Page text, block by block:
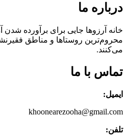
درباره ما
خانه آرزوها جایی برای برآورده
محروم‌ترین روستاها و مناطق
می‌کنند.‌
تماس با ما
ایمیل:
khoonearezooha@gmail.com
تلفن: